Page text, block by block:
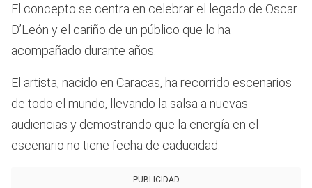
El concepto se centra en celebrar el legado de Oscar
D’León y el cariño de un público que lo ha
acompañado durante años.
El artista, nacido en Caracas, ha recorrido escenarios
de todo el mundo, llevando la salsa a nuevas
audiencias y demostrando que la energía en el
escenario no tiene fecha de caducidad.
PUBLICIDAD